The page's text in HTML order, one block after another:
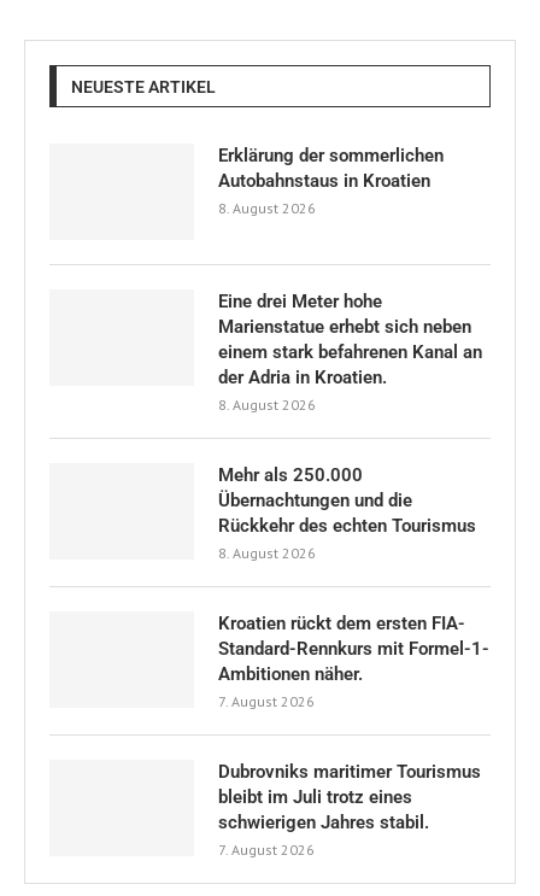
NEUESTE ARTIKEL
Erklärung der sommerlichen
Autobahnstaus in Kroatien
8. August 2026
Eine drei Meter hohe
Marienstatue erhebt sich neben
einem stark befahrenen Kanal an
der Adria in Kroatien.
8. August 2026
Mehr als 250.000
Übernachtungen und die
Rückkehr des echten Tourismus
8. August 2026
Kroatien rückt dem ersten FIA-
Standard-Rennkurs mit Formel-1-
Ambitionen näher.
7. August 2026
Dubrovniks maritimer Tourismus
bleibt im Juli trotz eines
schwierigen Jahres stabil.
7. August 2026